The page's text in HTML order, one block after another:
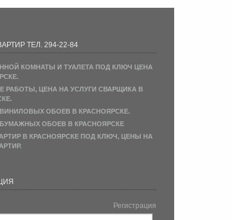
ТЕЛ. 294-22-84
КОМНАТЫ И ТУАЛЕТА ПОД КЛЮЧ ЦЕНА
РАБОТЫ, ЦЕНА НА УСЛУГИ СВАРЩИКА В
ОБОЕВ В КРАСНОЯРСКЕ.
ОБОЕВ В КРАСНОЯРСКЕ
В КРАСНОЯРСКЕ ПОД КЛЮЧ, ЦЕНЫ НА
Регистрация